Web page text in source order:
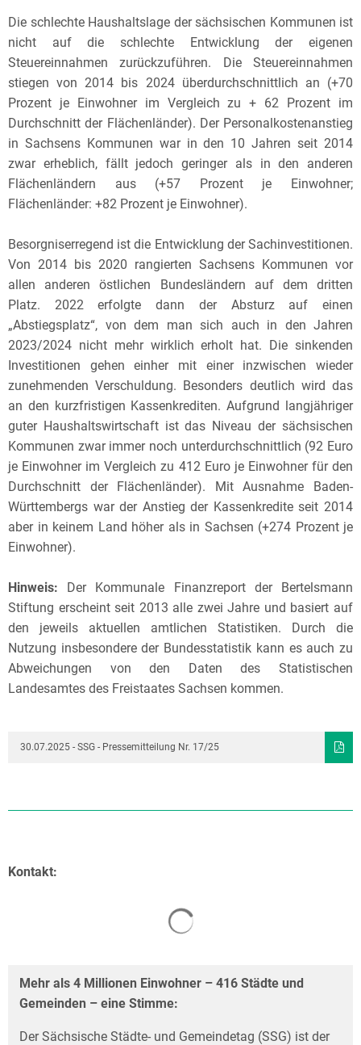
Die schlechte Haushaltslage der sächsischen Kommunen ist
nicht auf die schlechte Entwicklung der eigenen
Steuereinnahmen zurückzuführen. Die Steuereinnahmen
stiegen von 2014 bis 2024 überdurchschnittlich an (+70
Prozent je Einwohner im Vergleich zu + 62 Prozent im
Durchschnitt der Flächenländer). Der Personalkostenanstieg
in Sachsens Kommunen war in den 10 Jahren seit 2014
zwar erheblich, fällt jedoch geringer als in den anderen
Flächenländern aus (+57 Prozent je Einwohner;
Flächenländer: +82 Prozent je Einwohner).
Besorgniserregend ist die Entwicklung der Sachinvestitionen.
Von 2014 bis 2020 rangierten Sachsens Kommunen vor
allen anderen östlichen Bundesländern auf dem dritten
Platz. 2022 erfolgte dann der Absturz auf einen
„Abstiegsplatz“, von dem man sich auch in den Jahren
2023/2024 nicht mehr wirklich erholt hat. Die sinkenden
Investitionen gehen einher mit einer inzwischen wieder
zunehmenden Verschuldung. Besonders deutlich wird das
an den kurzfristigen Kassenkrediten. Aufgrund langjähriger
guter Haushaltswirtschaft ist das Niveau der sächsischen
Kommunen zwar immer noch unterdurchschnittlich (92 Euro
je Einwohner im Vergleich zu 412 Euro je Einwohner für den
Durchschnitt der Flächenländer). Mit Ausnahme Baden-
Württembergs war der Anstieg der Kassenkredite seit 2014
aber in keinem Land höher als in Sachsen (+274 Prozent je
Einwohner).
Hinweis: Der Kommunale Finanzreport der Bertelsmann
Stiftung erscheint seit 2013 alle zwei Jahre und basiert auf
den jeweils aktuellen amtlichen Statistiken. Durch die
Nutzung insbesondere der Bundesstatistik kann es auch zu
Abweichungen von den Daten des Statistischen
Landesamtes des Freistaates Sachsen kommen.
30.07.2025 - SSG - Pressemitteilung Nr. 17/25
Kontakt:
Mehr als 4 Millionen Einwohner – 416 Städte und
Gemeinden – eine Stimme:
Der Sächsische Städte- und Gemeindetag (SSG) ist der